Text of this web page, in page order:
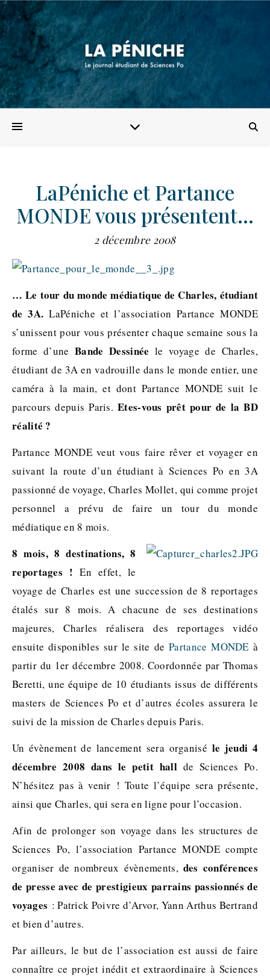
LaPéniche et Partance
MONDE vous présentent…
2 décembre 2008
… Le tour du monde médiatique de Charles, étudiant
de 3A. LaPéniche et l’association Partance MONDE
s’unissent pour vous présenter chaque semaine sous la
forme d’uneBande Dessinée le voyage de Charles,
étudiant de 3A en vadrouille dans le monde entier, une
caméra à la main, et dont Partance MONDE suit le
parcours depuis Paris.Etes-vous prêt pour de la BD
réalité ?
Partance MONDE veut vous faire rêver et voyager en
suivant la route d’un étudiant à Sciences Po en 3A
passionné de voyage, Charles Mollet, qui comme projet
personnel a prévu de faire un tour du monde
médiatique en 8 mois.
8 mois, 8 destinations, 8
reportages ! En effet, le
voyage de Charles est une succession de 8 reportages
étalés sur 8 mois. A chacune de ses destinations
majeures, Charles réalisera des reportages vidéo
ensuite disponibles sur le site dePartance MONDE à
partir du 1er décembre 2008. Coordonnée par Thomas
Beretti, une équipe de 10 étudiants issus de différents
masters de Sciences Po et d’autres écoles assurera le
suivi de la mission de Charles depuis Paris.
Un évènement de lancement sera organisé le jeudi 4
décembre 2008 dans le petit hallde Sciences Po.
N’hésitez pas à venir ! Toute l’équipe sera présente,
ainsi que Charles, qui sera en ligne pour l’occasion.
Afin de prolonger son voyage dans les structures de
Sciences Po, l’association Partance MONDE compte
organiser de nombreux évènements, des conférences
de presse avec de prestigieux parrains passionnés de
voyages : Patrick Poivre d’Arvor, Yann Arthus Bertrand
et bien d’autres.
Par ailleurs, le but de l’association est aussi de faire
connaître ce projet inédit et extraordinaire à Sciences